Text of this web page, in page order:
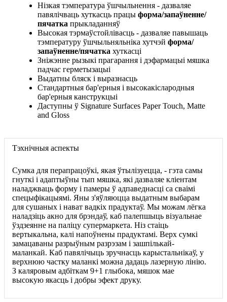
Нізкая тэмпература ўшчыльнення - дазваляе
павялічваць хуткасць працы форма/запаўненне/
пячатка прыкладанняў
Высокая тэрмаўстойлівасць - дазваляе павышаць
тэмпературу ўшчыльняльніка хутчэй форма/
запаўненне/пячатка хуткасці
Зніжэнне рызыкі прагарання і дэфармацыі мяшка
падчас герметызацыі
Выдатны бляск і выразнасць
Стандартныя бар'ерныя і высокакіслародныя
бар'ерныя канструкцыі
Даступны ў Signature Surfaces Paper Touch, Matte
and Gloss
Тэхнічныя аспекты
Сумка для перапрацоўкі, якая ўтылізуецца, - гэта самы
гнуткі і адаптыўны тып мяшка, які дазваляе кліентам
наладжваць форму і памеры ў адпаведнасці са сваімі
спецыфікацыямі. Яны з'яўляюцца выдатным выбарам
для сушаных і нават вадкіх прадуктаў. Мы можам лёгка
наладзіць акно для брэндаў, каб палепшыць візуальнае
ўздзеянне на паліцу супермаркета. Ніз стаіць
вертыкальна, калі напоўнены прадуктамі. Верх сумкі
замацаваны разрыўным разрэзам і зашпількай-
маланкай. Каб павялічыць зручнасць карыстальнікаў, у
верхнюю частку маланкі можна дадаць лазерную лінію.
З каляровым адбіткам 9+1 глыбока, мяшок мае
высокую якасць і добры эфект друку.